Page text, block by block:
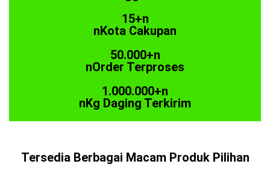
15+n
nKota Cakupan
50.000+n
nOrder Terproses
1.000.000+n
nKg Daging Terkirim
Tersedia Berbagai Macam Produk Pilihan